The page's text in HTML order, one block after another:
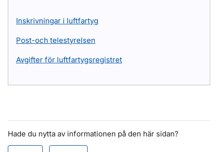
Inskrivningar i luftfartyg
Post-och telestyrelsen
Avgifter för luftfartygsregistret
Hade du nytta av informationen på den här sidan?